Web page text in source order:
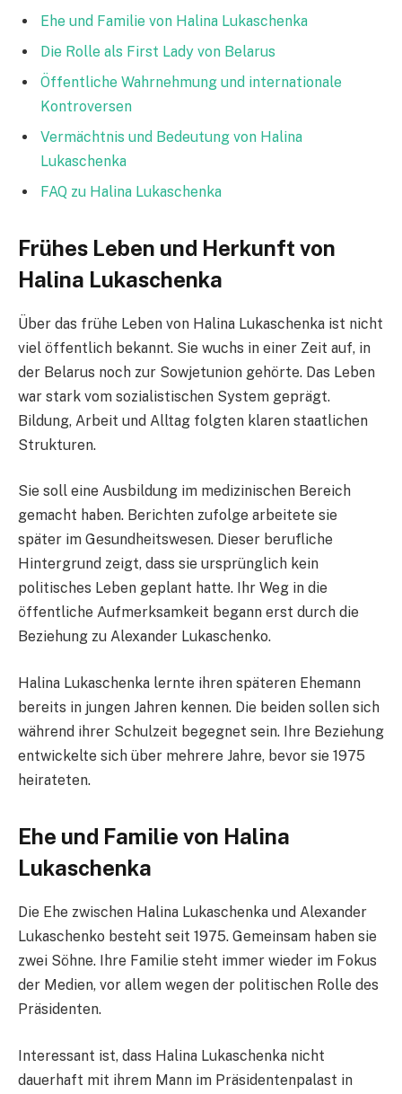
Ehe und Familie von Halina Lukaschenka
Die Rolle als First Lady von Belarus
Öffentliche Wahrnehmung und internationale
Kontroversen
Vermächtnis und Bedeutung von Halina
Lukaschenka
FAQ zu Halina Lukaschenka
Frühes Leben und Herkunft von
Halina Lukaschenka
Über das frühe Leben von Halina Lukaschenka ist nicht
viel öffentlich bekannt. Sie wuchs in einer Zeit auf, in
der Belarus noch zur Sowjetunion gehörte. Das Leben
war stark vom sozialistischen System geprägt.
Bildung, Arbeit und Alltag folgten klaren staatlichen
Strukturen.
Sie soll eine Ausbildung im medizinischen Bereich
gemacht haben. Berichten zufolge arbeitete sie
später im Gesundheitswesen. Dieser berufliche
Hintergrund zeigt, dass sie ursprünglich kein
politisches Leben geplant hatte. Ihr Weg in die
öffentliche Aufmerksamkeit begann erst durch die
Beziehung zu Alexander Lukaschenko.
Halina Lukaschenka lernte ihren späteren Ehemann
bereits in jungen Jahren kennen. Die beiden sollen sich
während ihrer Schulzeit begegnet sein. Ihre Beziehung
entwickelte sich über mehrere Jahre, bevor sie 1975
heirateten.
Ehe und Familie von Halina
Lukaschenka
Die Ehe zwischen Halina Lukaschenka und Alexander
Lukaschenko besteht seit 1975. Gemeinsam haben sie
zwei Söhne. Ihre Familie steht immer wieder im Fokus
der Medien, vor allem wegen der politischen Rolle des
Präsidenten.
Interessant ist, dass Halina Lukaschenka nicht
dauerhaft mit ihrem Mann im Präsidentenpalast in